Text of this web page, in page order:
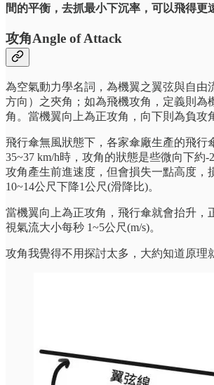
間的平衡，去抓最小下沉率，可以飛得更
攻角Angle of Attack
為空氣動力學名詞，為機翼之翼弦與自由
方向）之夾角；如為飛機攻角，定義則為
角。當機翼向上為正攻角，向下則為負攻
飛行傘無風狀態下，各家傘廠生產的飛行
35~37 km/h時，攻角的狀態是些微向下約-
攻角產生前進速度，但會損失一點高度，
10~14公尺下降1公尺(滑降比)。
當機翼向上為正攻角，飛行傘就會抬升，
視氣流大小每秒 1~5公尺(m/s)。
攻角我覺得不用探討太多，大約知道原理